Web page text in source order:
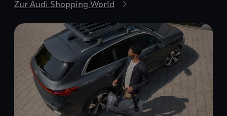
Zur Audi Shopping World